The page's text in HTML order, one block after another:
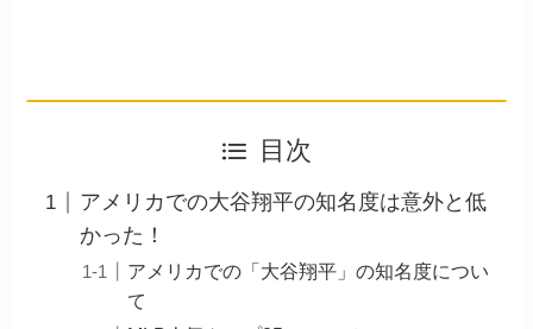
目次
アメリカでの大谷翔平の知名度は意外と低
かった！
アメリカでの「大谷翔平」の知名度につい
て